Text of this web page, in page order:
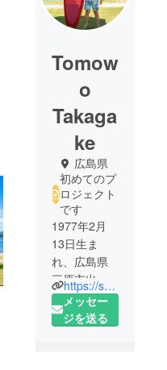
Tomow
o
Takaga
ke
広島県
初めてのプ
ロジェクト
です
1977年2月
13日生ま
れ、広島県
三原市出
身。 大学
生活は大
https://setouchikakuregaresorts.jp
メッセー
ジを送る